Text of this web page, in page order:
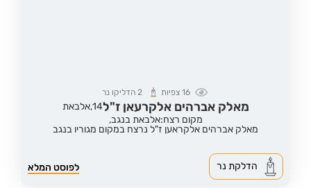
16צפיות 2 הדליקו נר
מאלק אברהים אלקרעאן ז"ל14,אלבאת
מקום רצח:אלבאת בנגב,
מאלק אברהים אלקראען ז"ל נרצח במקום מגוריו בנגב
לפוסט המלא הדלקת נר